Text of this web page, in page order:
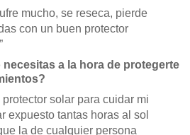
mucho, se reseca, pierde
con un buen protector
a la hora de protegerte
solar para cuidar mi
expuesto tantas horas al sol
la de cualquier persona